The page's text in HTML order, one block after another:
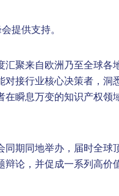
提供支持。
聚来自欧洲乃至全球各
接行业核心决策者，洞
瞬息万变的知识产权领
期同地举办，届时全球
论，并促成一系列高价